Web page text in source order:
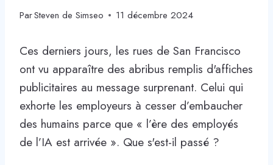
ParSteven de Simseo 11 décembre 2024
Ces derniers jours, les rues de San Francisco
ont vu apparaître des abribus remplis d'affiches
publicitaires au message surprenant. Celui qui
exhorte les employeurs à cesser d’embaucher
des humains parce que « l’ère des employés
de l’IA est arrivée ». Que s'est-il passé ?